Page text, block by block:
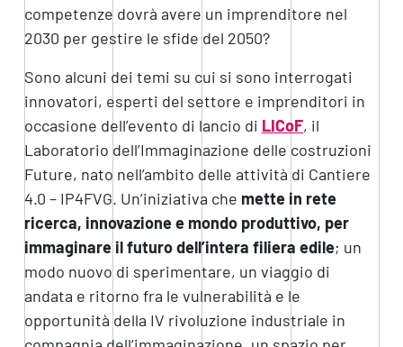
competenze dovrà avere un imprenditore nel
2030 per gestire le sfide del 2050?
Sono alcuni dei temi su cui si sono interrogati
innovatori, esperti del settore e imprenditori in
occasione dell’evento di lancio di LICoF, il
Laboratorio dell’Immaginazione delle costruzioni
Future, nato nell’ambito delle attività di Cantiere
4.0 – IP4FVG. Un’iniziativa che mette in rete
ricerca, innovazione e mondo produttivo, per
immaginare il futuro dell’intera filiera edile; un
modo nuovo di sperimentare, un viaggio di
andata e ritorno fra le vulnerabilità e le
opportunità della IV rivoluzione industriale in